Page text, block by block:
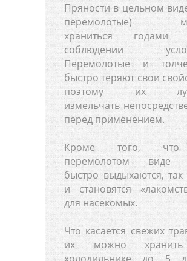
Пряности в цельном
перемолотые)
храниться годами
соблюдении
Перемолотые и
быстро теряют свои
поэтому их
измельчать
перед применением.
Кроме того,
перемолотом виде
быстро выдыхаются,
и становятся
для насекомых.
Что касается свежих
их можно